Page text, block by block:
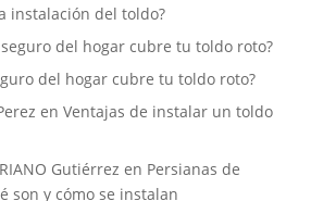
instalación del toldo?
seguro del hogar cubre tu toldo roto?
del hogar cubre tu toldo roto?
en Ventajas de instalar un toldo
Gutiérrez en Persianas de
son y cómo se instalan